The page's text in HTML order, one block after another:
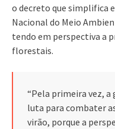
o decreto que simplifica
Nacional do Meio
tendo em perspectiva a
florestais.
“Pela primeira vez,
luta para combater
virão, porque a